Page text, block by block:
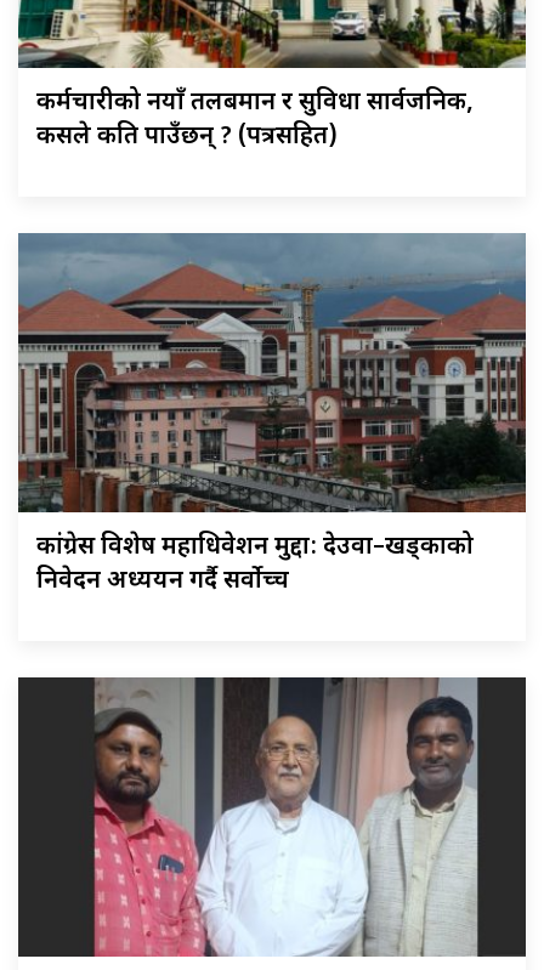
कर्मचारीको नयाँ तलबमान र सुविधा सार्वजनिक,
कसले कति पाउँछन् ? (पत्रसहित)
कांग्रेस विशेष महाधिवेशन मुद्दा: देउवा–खड्काको
निवेदन अध्ययन गर्दै सर्वोच्च